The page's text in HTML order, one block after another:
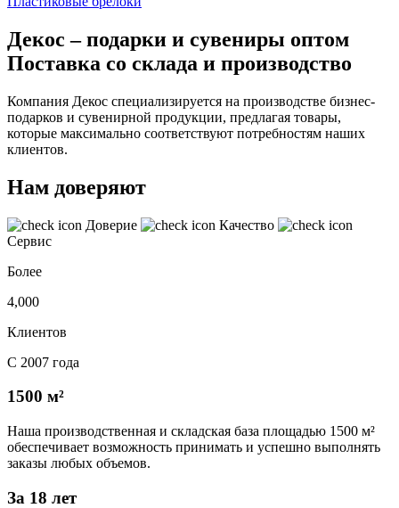
Декос – подарки и сувениры оптом
Поставка со склада и производство
Компания Декос специализируется на производстве бизнес-
подарков и сувенирной продукции, предлагая товары,
которые максимально соответствуют потребностям наших
клиентов.
Нам доверяют
Доверие
Качество
Сервис
Более
4,000
Клиентов
С 2007 года
1500 м²
Наша производственная и складская база площадью 1500 м²
обеспечивает возможность принимать и успешно выполнять
заказы любых объемов.
За 18 лет